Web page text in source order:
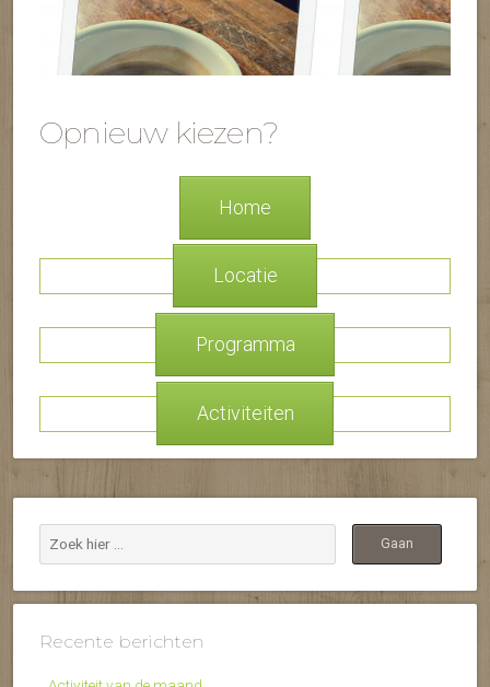
Opnieuw kiezen?
Home
Locatie
Programma
Activiteiten
Recente berichten